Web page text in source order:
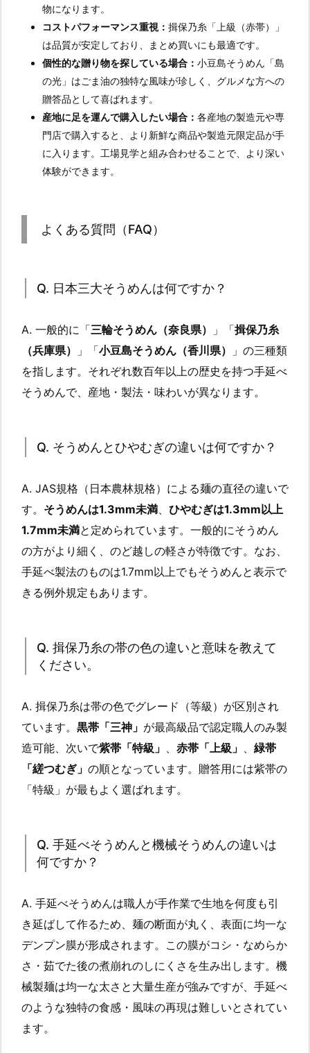
物になります。
コストパフォーマンス重視： 揖保乃糸「上級（赤帯）」
は品質が安定しており、まとめ買いにも最適です。
個性的な贈り物を探している場合： 小豆島そうめん「島
の光」はごま油の独特な風味が珍しく、グルメな方への
贈答品として喜ばれます。
産地に足を運んで購入したい場合： 各産地の製造元や専
門店で購入すると、より新鮮な商品や製造元限定品が手
に入ります。工場見学と組み合わせることで、より深い
体験ができます。
よくある質問（FAQ）
Q. 日本三大そうめんは何ですか？
A. 一般的に「三輪そうめん（奈良県） 」「揖保乃糸
（兵庫県）
」「小豆島そうめん（香川県）
」の三種類
を指します。それぞれ数百年以上の歴史を持つ手延べ
そうめんで、産地・製法・味わいが異なります。
Q. そうめんとひやむぎの違いは何ですか？
A. JAS規格（日本農林規格）による麺の直径の違いで
す。 そうめんは1.3mm未満、 ひやむぎは1.3mm以上
1.7mm未満と定められています。一般的にそうめん
の方がより細く、のど越しの軽さが特徴です。なお、
手延べ製法のものは1.7mm以上でもそうめんと表示で
きる例外規定もあります。
Q. 揖保乃糸の帯の色の違いと意味を教えて
ください。
A. 揖保乃糸は帯の色でグレード（等級）が区別され
ています。 黒帯「三神」 が最高級品で認定職人のみ製
造可能、次いで紫帯「特級」 、 赤帯「上級」 、 緑帯
「縒つむぎ」 の順となっています。贈答用には紫帯の
「特級」が最もよく選ばれます。
Q. 手延べそうめんと機械そうめんの違いは
何ですか？
A. 手延べそうめんは職人が手作業で生地を何度も引
き延ばして作るため、麺の断面が丸く、表面に均一な
デンプン膜が形成されます。この膜がコシ・なめらか
さ・茹でた後の煮崩れのしにくさを生み出します。機
械製麺は均一な太さと大量生産が強みですが、手延べ
のような独特の食感・風味の再現は難しいとされてい
ます。